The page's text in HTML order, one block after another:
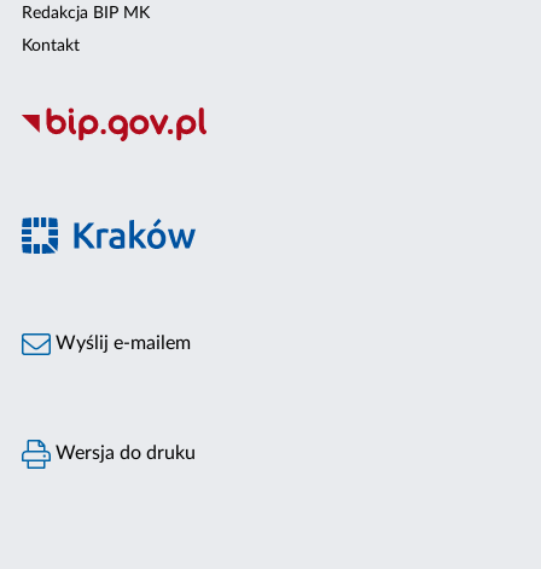
Redakcja BIP MK
Kontakt
Wyślij e-mailem
Wersja do druku